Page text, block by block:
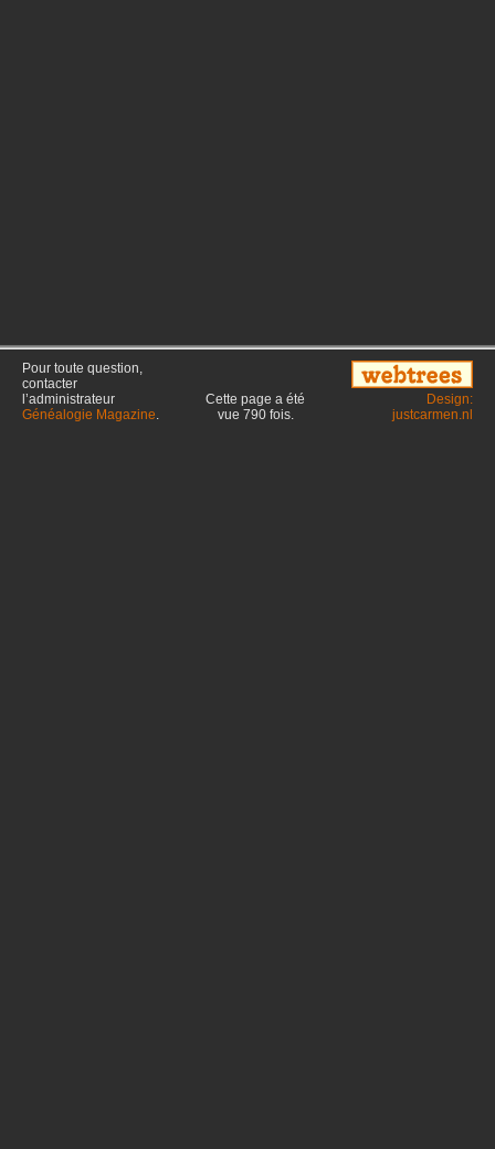
Pour toute question,
contacter
l’administrateur
Généalogie Magazine.
Cette page a été
vue 790fois.
Design:
justcarmen.nl